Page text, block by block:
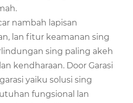
nambah lapisan
lan fitur keamanan sing
sing paling akeh
kendharaan. Door Garasi
yaiku solusi sing
fungsional lan